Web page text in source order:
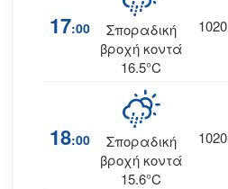
17:00
Σποραδική
βροχή κοντά
16.5°C
1020
18:00
Σποραδική
βροχή κοντά
15.6°C
1020